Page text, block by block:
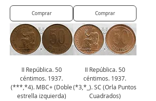
Comprar Comprar
II República. 50
céntimos. 1937.
(***,*4). MBC+ (Doble
estrella izquierda)
II República. 50
céntimos. 1937.
(*3,*_). SC (Orla Puntos
Cuadrados)